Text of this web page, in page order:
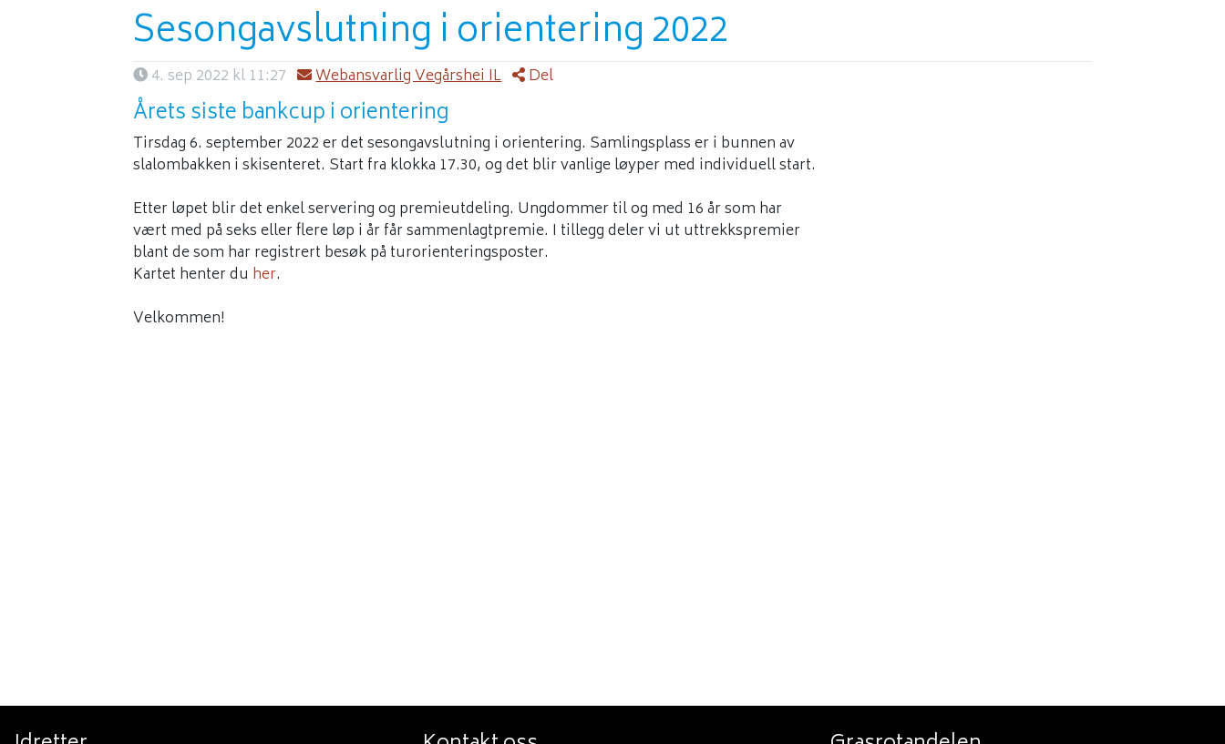
Sesongavslutning i orientering 2022
4. sep 2022 kl 11:27 Webansvarlig Vegårshei IL Del
Årets siste bankcup i orientering
Tirsdag 6. september 2022 er det sesongavslutning i orientering. Samlingsplass er i bunnen av
slalombakken i skisenteret. Start fra klokka 17.30, og det blir vanlige løyper med individuell start.
Etter løpet blir det enkel servering og premieutdeling. Ungdommer til og med 16 år som har
vært med på seks eller flere løp i år får sammenlagtpremie. I tillegg deler vi ut uttrekkspremier
blant de som har registrert besøk på turorienteringsposter.
Kartet henter du her.
Velkommen!